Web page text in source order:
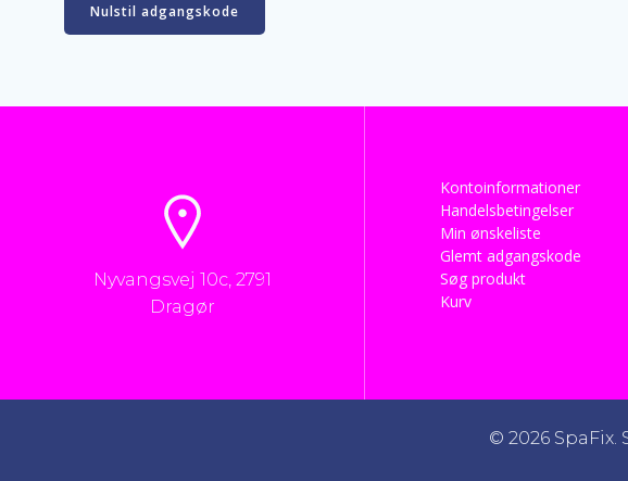
Nulstil adgangskode
Nyvangsvej 10c, 2791
Dragør
Kontoinformationer
Handelsbetingelser
Min ønskeliste
Glemt adgangskode
Søg produkt
Kurv
© 2026